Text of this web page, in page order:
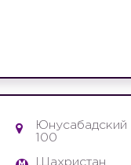
100
Шахристан